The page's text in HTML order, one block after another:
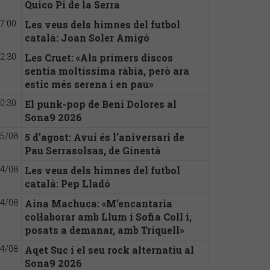
Quico Pi de la Serra
Les veus dels himnes del futbol
català: Joan Soler Amigó
Les Cruet: «Als primers discos
sentia moltíssima ràbia, però ara
estic més serena i en pau»
El punk-pop de Beni Dolores al
Sona9 2026
08
5 d'agost: Avui és l'aniversari de
Pau Serrasolsas, de Ginestà
08
Les veus dels himnes del futbol
català: Pep Lladó
08
Aina Machuca: «M'encantaria
col·laborar amb Llum i Sofia Coll i,
posats a demanar, amb Triquell»
08
Aqet Suc i el seu rock alternatiu al
Sona9 2026